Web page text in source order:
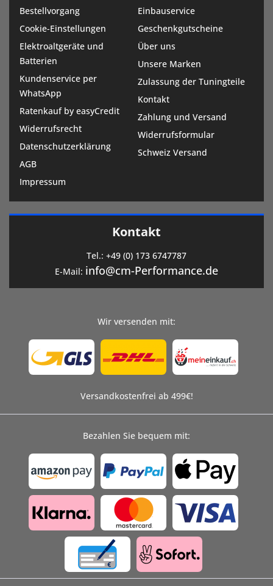
Bestellvorgang
Cookie-Einstellungen
Elektroaltgeräte und
Batterien
Kundenservice per
WhatsApp
Ratenkauf by easyCredit
Widerrufsrecht
Datenschutzerklärung
AGB
Impressum
Einbauservice
Geschenkgutscheine
Über uns
Unsere Marken
Zulassung der Tuningteile
Kontakt
Zahlung und Versand
Widerrufsformular
Schweiz Versand
Kontakt
Tel.: +49 (0) 173 6747787
E-Mail: info@cm-Performance.de
Wir versenden mit:
Versandkostenfrei ab 499€!
Bezahlen Sie bequem mit: